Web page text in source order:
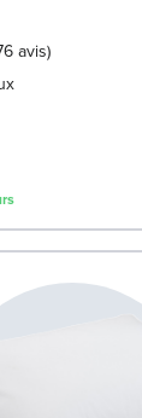
avis